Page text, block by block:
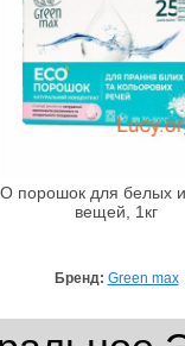
порошок для белых
вещей, 1кг
Бренд: Green max